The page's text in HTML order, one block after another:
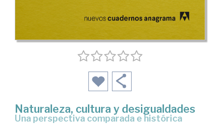
Naturaleza, cultura y desigualdades
una perspectiva comparada e histórica